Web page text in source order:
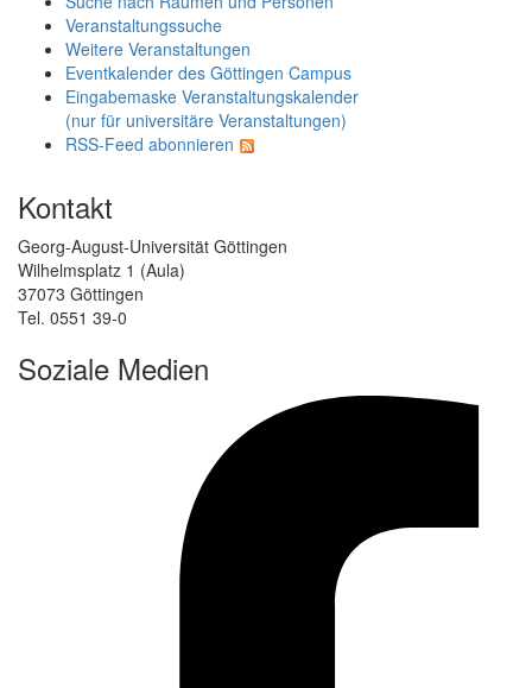
Veranstaltungssuche
Weitere Veranstaltungen
Eventkalender des Göttingen Campus
Eingabemaske Veranstaltungskalender
(nur für universitäre Veranstaltungen)
RSS-Feed abonnieren
Kontakt
Georg-August-Universität Göttingen
Wilhelmsplatz 1 (Aula)
37073 Göttingen
Tel. 0551 39-0
Soziale Medien